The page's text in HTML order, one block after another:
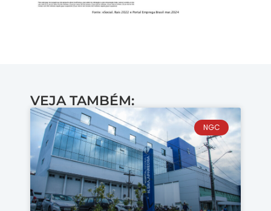
VEJA TAMBÉM:
NGC